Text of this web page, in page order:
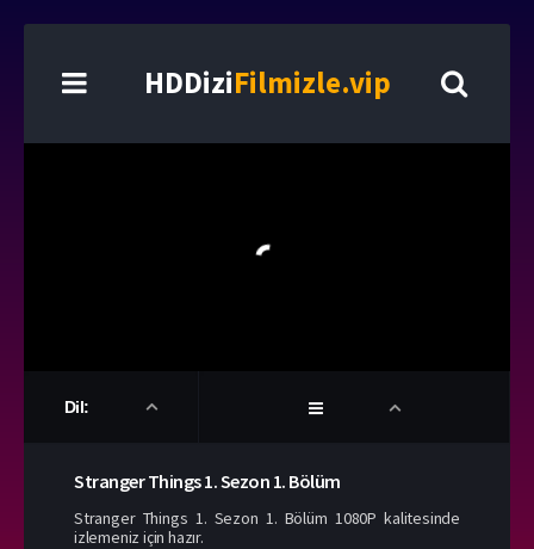
HDDiziFilmizle.vip
Dil:
Stranger Things1. Sezon 1. Bölüm
Stranger Things 1. Sezon 1. Bölüm 1080P kalitesinde
izlemeniz için hazır.